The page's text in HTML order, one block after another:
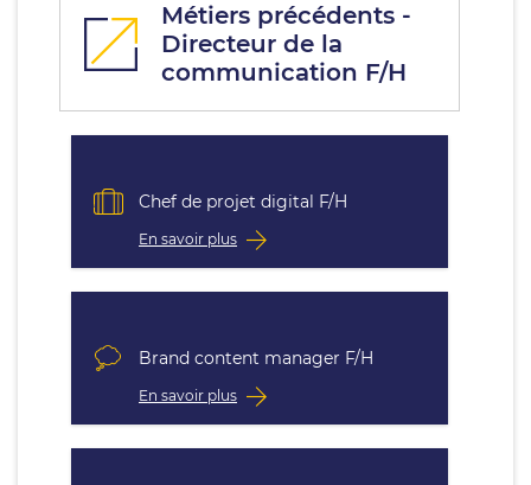
Métiers précédents -
Directeur de la
communication F/H
Chef de projet digital F/H
En savoir plus
Brand content manager F/H
En savoir plus